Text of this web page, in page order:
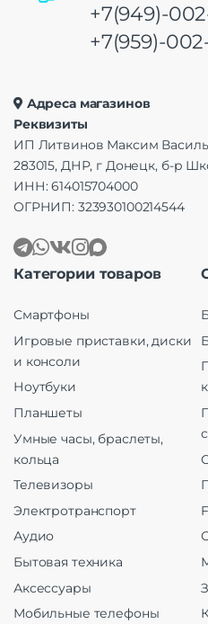
+7(949)-
+7(959)-
Адреса магазинов
Реквизиты
ИП Литвинов Максим
283015, ДНР, г Донецк, б-р
ИНН: 614015704000
ОГРНИП: 323930100214544
Категории товаров
Смартфоны
Игровые приставки, диски
и консоли
Ноутбуки
Планшеты
Умные часы, браслеты,
кольца
Телевизоры
Электротранспорт
Аудио
Бытовая техника
Аксессуары
Мобильные телефоны